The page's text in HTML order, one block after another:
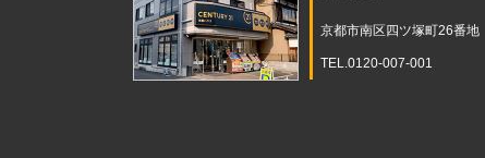
京都市南区四ツ塚町26番地
TEL.0120-007-001